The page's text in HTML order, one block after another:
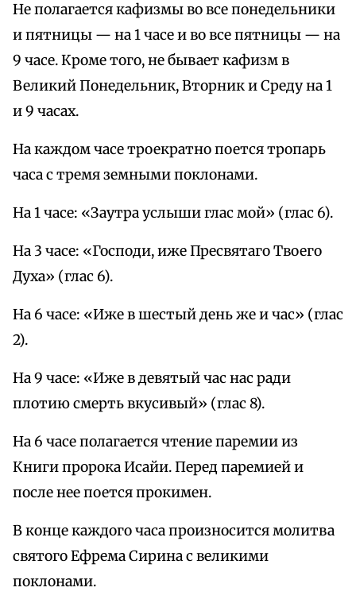
Не полагается кафизмы во все понедельники
и пятницы — на 1 часе и во все пятницы — на
9 часе. Кроме того, не бывает кафизм в
Великий Понедельник, Вторник и Среду на 1
и 9 часах.
На каждом часе троекратно поется тропарь
часа с тремя земными поклонами.
На 1 часе: «Заутра услыши глас мой» (глас 6).
На 3 часе: «Господи, иже Пресвятаго Твоего
Духа» (глас 6).
На 6 часе: «Иже в шестый день же и час» (глас
2).
На 9 часе: «Иже в девятый час нас ради
плотию смерть вкусивый» (глас 8).
На 6 часе полагается чтение паремии из
Книги пророка Исайи. Перед паремией и
после нее поется прокимен.
В конце каждого часа произносится молитва
святого Ефрема Сирина с великими
поклонами.